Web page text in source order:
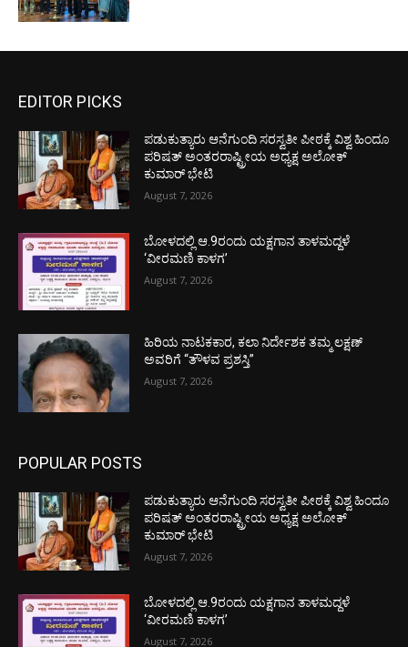
EDITOR PICKS
ಪಡುಕುತ್ಯಾರು ಆನೆಗುಂದಿ ಸರಸ್ವತೀ ಪೀಠಕ್ಕೆ ವಿಶ್ವ ಹಿಂದೂ
ಪರಿಷತ್ ಅಂತರರಾಷ್ಟ್ರೀಯ ಅಧ್ಯಕ್ಷ ಅಲೋಕ್
ಕುಮಾರ್ ಭೇಟಿ
August 7, 2026
ಬೋಳದಲ್ಲಿ ಆ.9ರಂದು ಯಕ್ಷಗಾನ ತಾಳಮದ್ದಳೆ
‘ವೀರಮಣಿ ಕಾಳಗ’
August 7, 2026
ಹಿರಿಯ ನಾಟಕಕಾರ, ಕಲಾ ನಿರ್ದೇಶಕ ತಮ್ಮ ಲಕ್ಷಣ್
ಅವರಿಗೆ “ತೌಳವ ಪ್ರಶಸ್ತಿ”
August 7, 2026
POPULAR POSTS
ಪಡುಕುತ್ಯಾರು ಆನೆಗುಂದಿ ಸರಸ್ವತೀ ಪೀಠಕ್ಕೆ ವಿಶ್ವ ಹಿಂದೂ
ಪರಿಷತ್ ಅಂತರರಾಷ್ಟ್ರೀಯ ಅಧ್ಯಕ್ಷ ಅಲೋಕ್
ಕುಮಾರ್ ಭೇಟಿ
August 7, 2026
ಬೋಳದಲ್ಲಿ ಆ.9ರಂದು ಯಕ್ಷಗಾನ ತಾಳಮದ್ದಳೆ
‘ವೀರಮಣಿ ಕಾಳಗ’
August 7, 2026